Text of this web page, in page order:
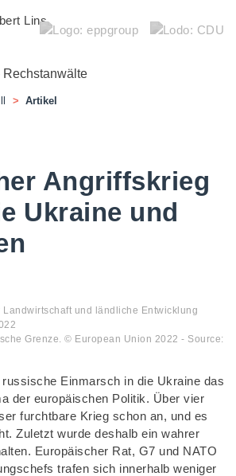
> Artikel
Angriffskrieg
Ukraine und
Landwirtschaft und ländliche Entwicklung
Grenze. © European Union 2022 - Source:
Einmarsch in die Ukraine das
der europäischen Politik. Über vier
furchtbare Krieg schon an, und es
Zuletzt wurde deshalb ein wahrer
Europäischer Rat, G7 und NATO
trafen sich innerhalb weniger